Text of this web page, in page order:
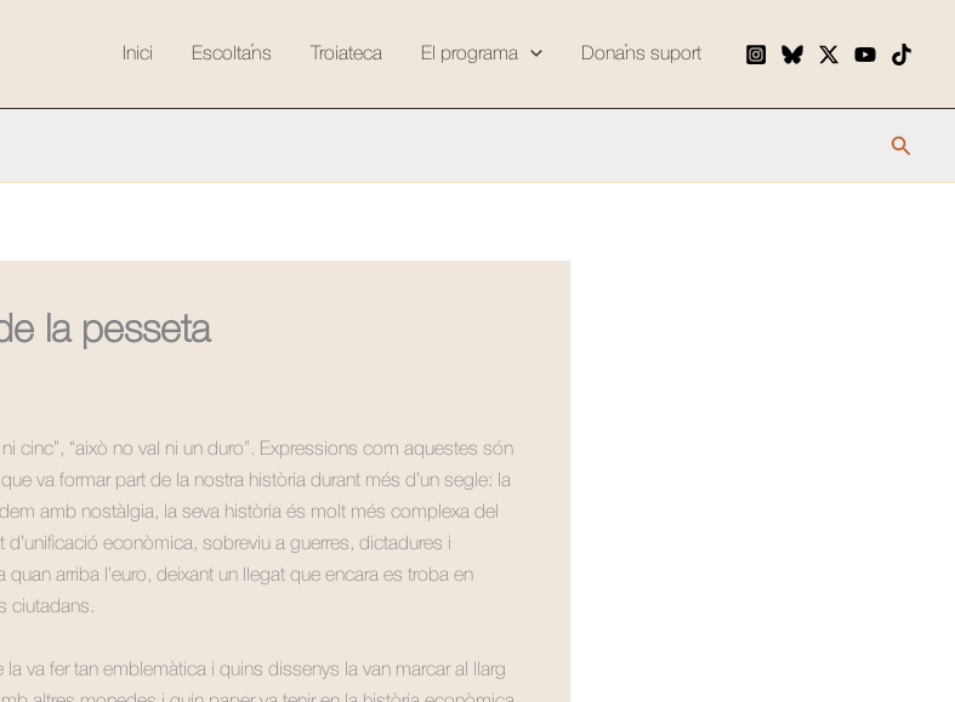
Inici Escolta’ns Troiateca El programa Dona’ns suport
Cerca
la pesseta
ni cinc”, “això no val ni un duro”. Expressions com aquestes són
va formar part de la nostra història durant més d’un segle: la
amb nostàlgia, la seva història és molt més complexa del
econòmica, sobreviu a guerres, dictadures i
arriba l’euro, deixant un llegat que encara es troba en
ciutadans.
la va fer tan emblemàtica i quins dissenys la van marcar al llarg